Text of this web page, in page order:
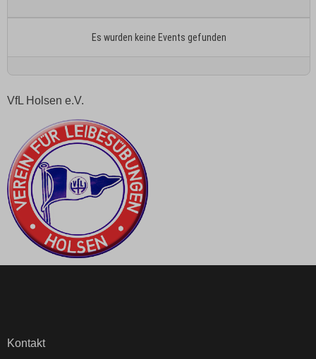
Es wurden keine Events gefunden
VfL Holsen e.V.
Kontakt